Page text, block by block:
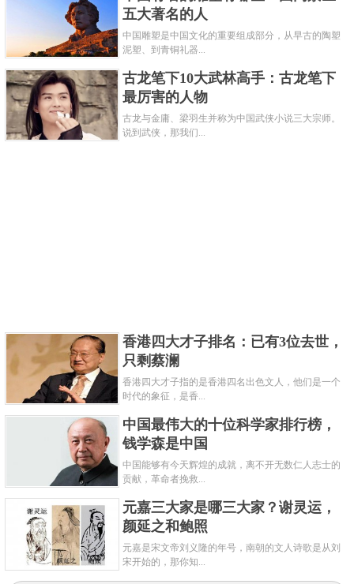
如果看过封神榜的网友们应该都知道比干。他一生忠
君爱国，为民请命。他与商纣王是叔侄关系，在年纪
轻轻只有20岁的时候就在商王身旁辅佐，而后辅佐商
纣王。而在商纣王荒淫无度、荒废政事，比干向其进
谏直指他的暴政，惹怒了纣王，被其行挖心之刑。
关键字：人物 忠臣
五大著名的人
中国雕塑是中国文化的重要组成部分，从早古的陶塑
泥塑、到青铜礼器...
古龙笔下10大武林高手：古龙笔下
最厉害的人物
古龙与金庸、梁羽生并称为中国武侠小说三大宗师。
说到武侠，那我们...
香港四大才子排名：已有3位去世，
只剩蔡澜
香港四大才子指的是香港四名出色文人，他们是一个
时代的象征，是香...
中国最伟大的十位科学家排行榜，
钱学森是中国
中国能够有今天辉煌的成就，离不开无数仁人志士的
贡献，革命者挽救...
元嘉三大家是哪三大家？谢灵运，
颜延之和鲍照
元嘉是宋文帝刘义隆的年号，南朝的文人诗歌是从刘
宋开始的，那你知...